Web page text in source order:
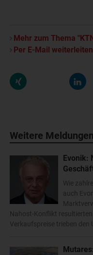
Mehr zum Thema
Per E-Mail weiterleiten
Weitere Meldungen
Evonik:
Wie
auch
Nahost-Konflikt
Verkaufspreise trieben den